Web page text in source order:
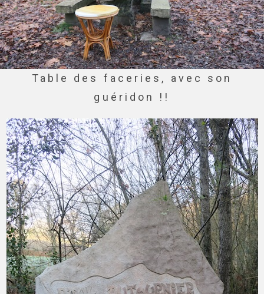
Table des faceries, avec son
guéridon !!